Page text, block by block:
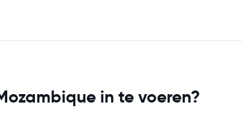
in te voeren?